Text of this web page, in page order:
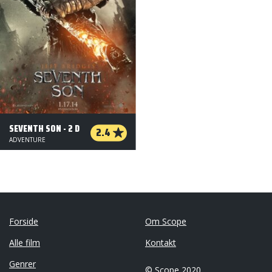
SEVENTH SON - 2 D 2.4
ADVENTURE
Forside
Alle film
Genrer
Om Scope
Kontakt